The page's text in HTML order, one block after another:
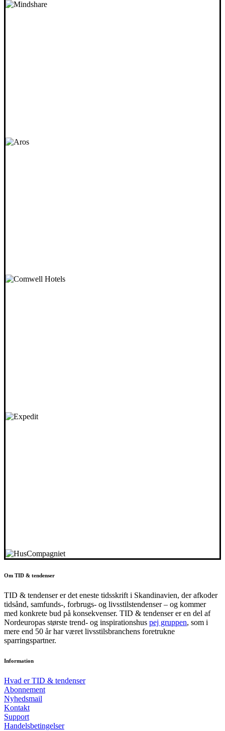
Om TID & tendenser
TID & tendenser er det eneste tidsskrift i Skandinavien, der afkoder
tidsånd, samfunds-, forbrugs- og livsstilstendenser – og kommer
med konkrete bud på konsekvenser. TID & tendenser er en del af
Nordeuropas største trend- og inspirationshus pej gruppen, som i
mere end 50 år har været livsstilsbranchens foretrukne
sparringspartner.
Information
Hvad er TID & tendenser
Abonnement
Nyhedsmail
Kontakt
Support
Handelsbetingelser